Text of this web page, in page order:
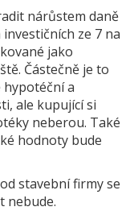
nárůstem daně
ze 7 na
jako
Částečně je to
hypotéční a
ale kupující si
neberou. Také
hodnoty bude
stavební firmy se
nebude.